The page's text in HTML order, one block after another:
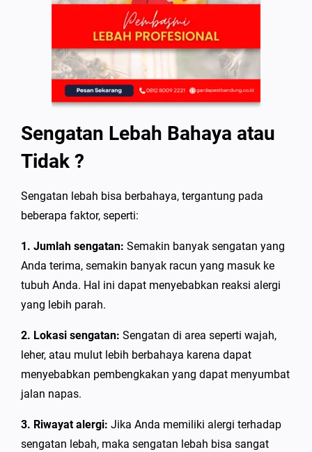
Sengatan Lebah Bahaya atau
Tidak ?
Sengatan lebah bisa berbahaya, tergantung pada
beberapa faktor, seperti:
1. Jumlah sengatan: Semakin banyak sengatan yang
Anda terima, semakin banyak racun yang masuk ke
tubuh Anda. Hal ini dapat menyebabkan reaksi alergi
yang lebih parah.
2. Lokasi sengatan: Sengatan di area seperti wajah,
leher, atau mulut lebih berbahaya karena dapat
menyebabkan pembengkakan yang dapat menyumbat
jalan napas.
3. Riwayat alergi: Jika Anda memiliki alergi terhadap
sengatan lebah, maka sengatan lebah bisa sangat